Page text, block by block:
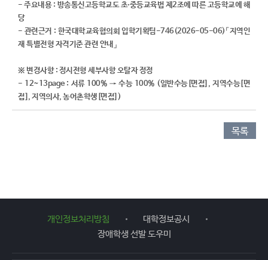
- 주요내용 : 방송통신고등학교도 초∙중등교육법 제2조에 따른 고등학교에 해
당​
- 관련근거 : 한국대학교육협의회 입학기획팀-746(2026-05-06)「지역인
재 특별전형 자격기준 관련 안내」
※ 변경사항 : 정시전형 세부사항 오탈자 정정
- ​12~13page : 서류 100% → 수능 100% (일반수능[면접], 지역수능[면
접], 지역의사, 농어촌학생[면접])
목록
개인정보처리방침
대학정보공시
장애학생 선발 도우미